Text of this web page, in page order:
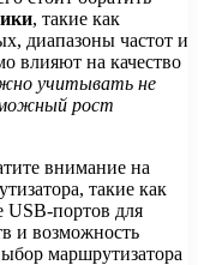
, такие как
диапазоны частот и
влияют на качество
учитывать не
рост
внимание на
такие как
USB-портов для
и возможность
маршрутизатора